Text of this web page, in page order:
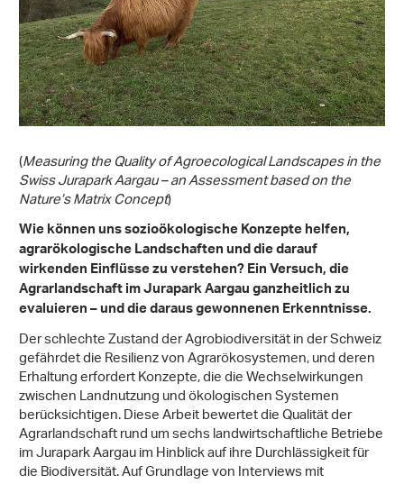
(Measuring the Quality of Agroecological Landscapes in the
Swiss Jurapark Aargau – an Assessment based on the
Nature’s Matrix Concept)
Wie können uns sozioökologische Konzepte helfen,
agrarökologische Landschaften und die darauf
wirkenden Einflüsse zu verstehen? Ein Versuch, die
Agrarlandschaft im Jurapark Aargau ganzheitlich zu
evaluieren – und die daraus gewonnenen Erkenntnisse.
Der schlechte Zustand der Agrobiodiversität in der Schweiz
gefährdet die Resilienz von Agrarökosystemen, und deren
Erhaltung erfordert Konzepte, die die Wechselwirkungen
zwischen Landnutzung und ökologischen Systemen
berücksichtigen. Diese Arbeit bewertet die Qualität der
Agrarlandschaft rund um sechs landwirtschaftliche Betriebe
im Jurapark Aargau im Hinblick auf ihre Durchlässigkeit für
die Biodiversität. Auf Grundlage von Interviews mit